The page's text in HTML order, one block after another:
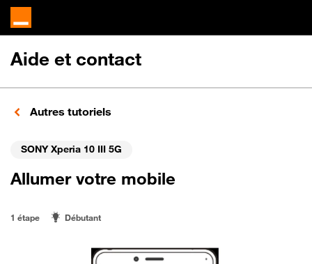
Aide et contact
Autres tutoriels
SONY Xperia 10 III 5G
Allumer votre mobile
1 étape Débutant